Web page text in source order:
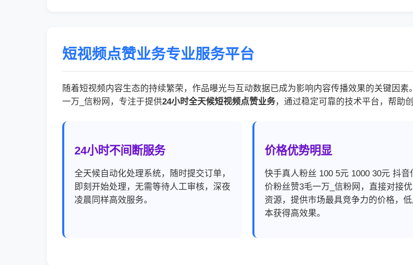
短视频点赞业务专业服务平台
随着短视频内容生态的持续繁荣，作品曝光与互动数据已成为影响内容传播效果的关键因
一万_信粉网，专注于提供24小时全天候短视频点赞业务，通过稳定可靠的技术平台，帮助
24小时不间断服务
全天候自动化处理系统，随时提交订单，
即刻开始处理，无需等待人工审核，深夜
凌晨同样高效服务。
价格优势明显
快手真人粉丝 100 5元 1000 30元 抖音
价粉丝赞3毛一万_信粉网，直接对接
资源，提供市场最具竞争力的价格，
本获得高效果。